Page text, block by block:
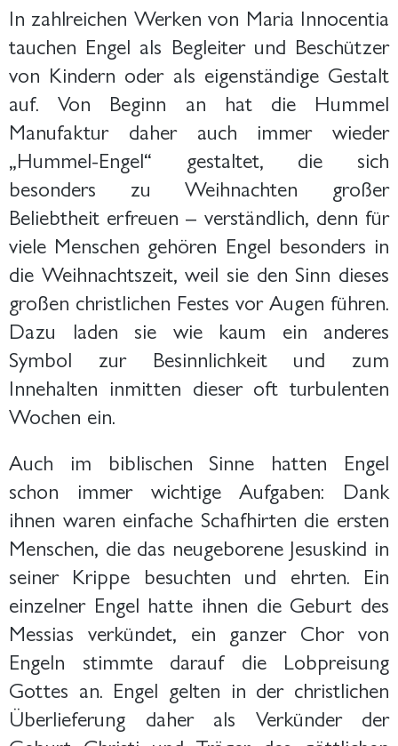
In zahlreichen Werken von Maria Innocentia
tauchen Engel als Begleiter und Beschützer
von Kindern oder als eigenständige Gestalt
auf. Von Beginn an hat die Hummel
Manufaktur daher auch immer wieder
„Hummel-Engel“ gestaltet, die sich
besonders zu Weihnachten großer
Beliebtheit erfreuen – verständlich, denn für
viele Menschen gehören Engel besonders in
die Weihnachtszeit, weil sie den Sinn dieses
großen christlichen Festes vor Augen führen.
Dazu laden sie wie kaum ein anderes
Symbol zur Besinnlichkeit und zum
Innehalten inmitten dieser oft turbulenten
Wochen ein.
Auch im biblischen Sinne hatten Engel
schon immer wichtige Aufgaben: Dank
ihnen waren einfache Schafhirten die ersten
Menschen, die das neugeborene Jesuskind in
seiner Krippe besuchten und ehrten. Ein
einzelner Engel hatte ihnen die Geburt des
Messias verkündet, ein ganzer Chor von
Engeln stimmte darauf die Lobpreisung
Gottes an. Engel gelten in der christlichen
Überlieferung daher als Verkünder der